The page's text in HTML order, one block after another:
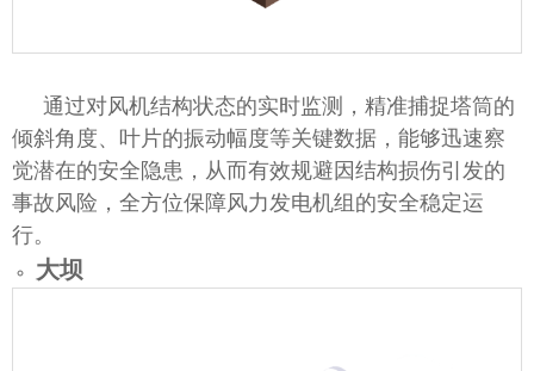
通过对风机结构状态的实时监测，精准捕捉塔筒的
倾斜角度、叶片的振动幅度等关键数据，能够迅速察
觉潜在的安全隐患，从而有效规避因结构损伤引发的
事故风险，全方位保障风力发电机组的安全稳定运
行。
大坝